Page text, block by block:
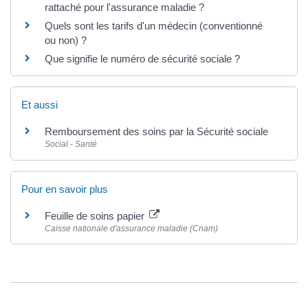
rattaché pour l'assurance maladie ?
Quels sont les tarifs d'un médecin (conventionné
ou non) ?
Que signifie le numéro de sécurité sociale ?
Et aussi
Remboursement des soins par la Sécurité sociale
Social - Santé
Pour en savoir plus
Feuille de soins papier
Caisse nationale d'assurance maladie (Cnam)